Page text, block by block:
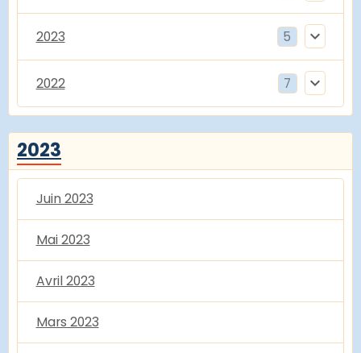
2023 5
2022 7
2023
Juin 2023
Mai 2023
Avril 2023
Mars 2023